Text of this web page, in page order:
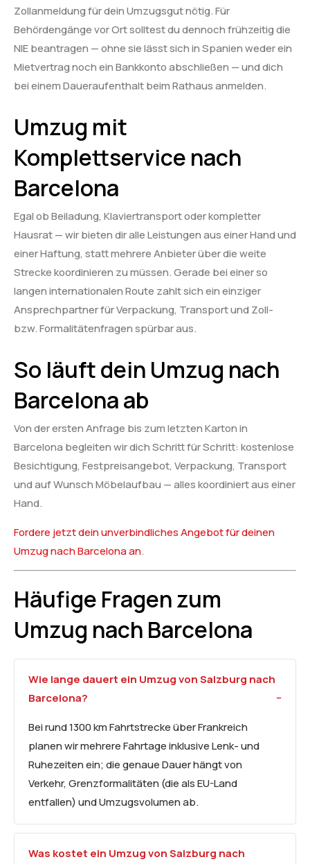
Zollanmeldung für dein Umzugsgut nötig. Für
Behördengänge vor Ort solltest du dennoch frühzeitig die
NIE beantragen — ohne sie lässt sich in Spanien weder ein
Mietvertrag noch ein Bankkonto abschließen — und dich
bei einem Daueraufenthalt beim Rathaus anmelden.
Umzug mit
Komplettservice nach
Barcelona
Egal ob Beiladung, Klaviertransport oder kompletter
Hausrat — wir bieten dir alle Leistungen aus einer Hand und
einer Haftung, statt mehrere Anbieter über die weite
Strecke koordinieren zu müssen. Gerade bei einer so
langen internationalen Route zahlt sich ein einziger
Ansprechpartner für Verpackung, Transport und Zoll-
bzw. Formalitätenfragen spürbar aus.
So läuft dein Umzug nach
Barcelona ab
Von der ersten Anfrage bis zum letzten Karton in
Barcelona begleiten wir dich Schritt für Schritt: kostenlose
Besichtigung, Festpreisangebot, Verpackung, Transport
und auf Wunsch Möbelaufbau — alles koordiniert aus einer
Hand.
Fordere jetzt dein unverbindliches Angebot für deinen
Umzug nach Barcelona an.
Häufige Fragen zum
Umzug nach Barcelona
Wie lange dauert ein Umzug von Salzburg nach
Barcelona?
Bei rund 1300 km Fahrtstrecke über Frankreich
planen wir mehrere Fahrtage inklusive Lenk- und
Ruhezeiten ein; die genaue Dauer hängt von
Verkehr, Grenzformalitäten (die als EU-Land
entfallen) und Umzugsvolumen ab.
Was kostet ein Umzug von Salzburg nach